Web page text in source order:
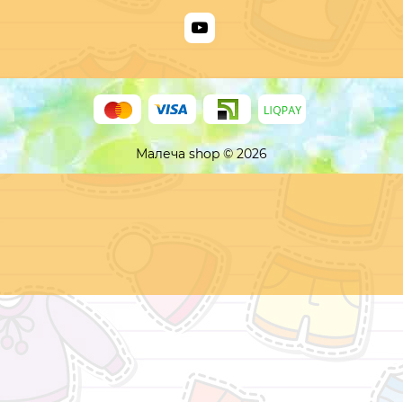
Малеча shop © 2026